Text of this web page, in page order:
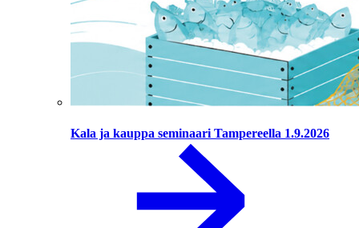
Kala ja kauppa seminaari Tampereella 1.9.2026